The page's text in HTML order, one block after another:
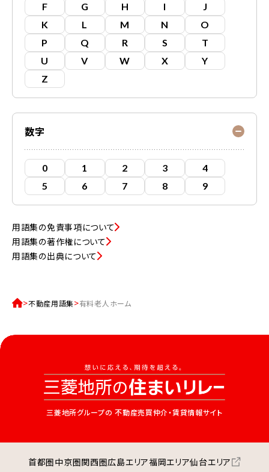
F
G H I
J
K
L M N
O
P
Q R S
T
U
V W X
Y
Z
数字
0 1 2 3
4
5
6 7 8 9
用語集の免責事項について
用語集の著作権について
用語集の出典について
不動産用語集 有料老人ホーム
三菱地所グループの 不動産売買仲介・賃貸情報サイト
首都圏中京圏関西圏広島エリア福岡エリア仙台エリア